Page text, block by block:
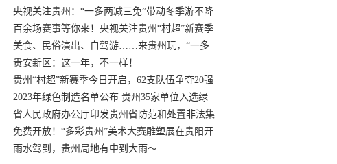
错过
央视关注贵州：“一多两减三免”带动冬季游不降
温
百余场赛事等你来！央视关注贵州“村超”新赛季
正式“打响”
美食、民俗演出、自驾游……来贵州玩，“一多
两减三免”！
贵安新区：这一年，不一样！
贵州“村超”新赛季今日开启，62支队伍争夺20强
名额
2023年绿色制造名单公布 贵州35家单位入选绿
色工厂
省人民政府办公厅印发贵州省防范和处置非法集
资工作实施细则
免费开放！“多彩贵州”美术大赛雕塑展在贵阳开
展，持续至1月19日
雨水驾到，贵州局地有中到大雨～